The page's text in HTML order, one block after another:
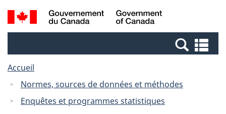
Passer
au
Passer
à
Canada
Recherche
et
et
Accueil
Normes, sources de données et méthodes
Enquêtes et programmes statistiques